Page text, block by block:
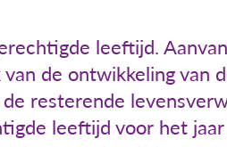
leeftijd.
de ontwikkeling van
resterende
leeftijd voor het